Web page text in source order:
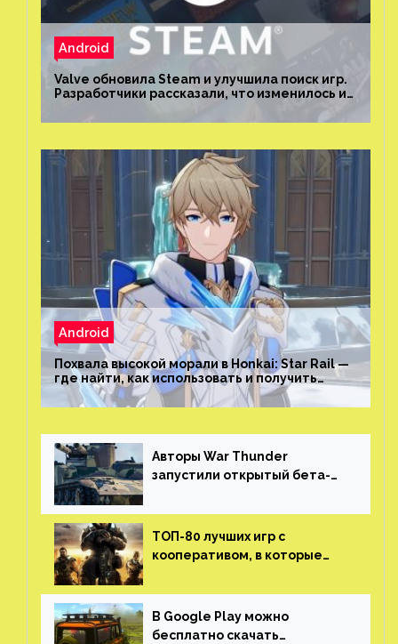
Android
Valve обновила Steam и улучшила поиск игр.
Разработчики рассказали, что изменилось и
Android
Похвала высокой морали в Honkai: Star Rail —
где найти, как использовать и получить
скрытые достижения
Авторы War Thunder
запустили открытый бета-
трейлер и скриншоты
ТОП-80 лучших игр с
кооперативом, в которые
(никаких MMO)
В Google Play можно
бесплатно скачать